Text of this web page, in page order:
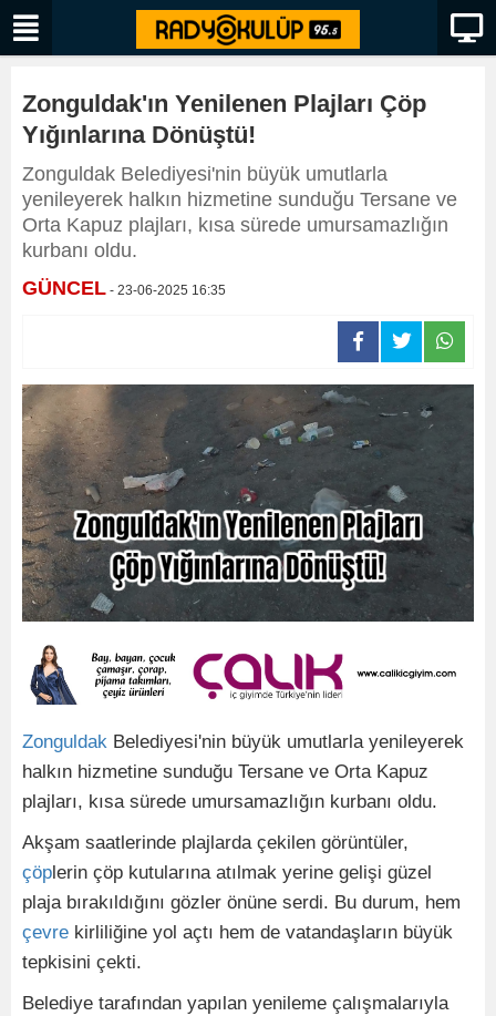
Zonguldak'ın Yenilenen Plajları Çöp
Yığınlarına Dönüştü!
Zonguldak Belediyesi'nin büyük umutlarla
yenileyerek halkın hizmetine sunduğu Tersane ve
Orta Kapuz plajları, kısa sürede umursamazlığın
kurbanı oldu.
GÜNCEL - 23-06-2025 16:35
Zonguldak Belediyesi'nin büyük umutlarla yenileyerek
halkın hizmetine sunduğu Tersane ve Orta Kapuz
plajları, kısa sürede umursamazlığın kurbanı oldu.
Akşam saatlerinde plajlarda çekilen görüntüler,
çöp lerin çöp kutularına atılmak yerine gelişi güzel
plaja bırakıldığını gözler önüne serdi. Bu durum, hem
çevre kirliliğine yol açtı hem de vatandaşların büyük
tepkisini çekti.
Belediye tarafından yapılan yenileme çalışmalarıyla